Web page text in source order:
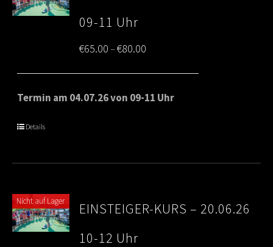
09-11 Uhr
€65.00–€80.00
range:
€65.00
Termin am 04.07.26 von 09-11 Uhr
Details
Nicht auf Lager
EINSTEIGER-KURS – 20.06.26
10-12 Uhr